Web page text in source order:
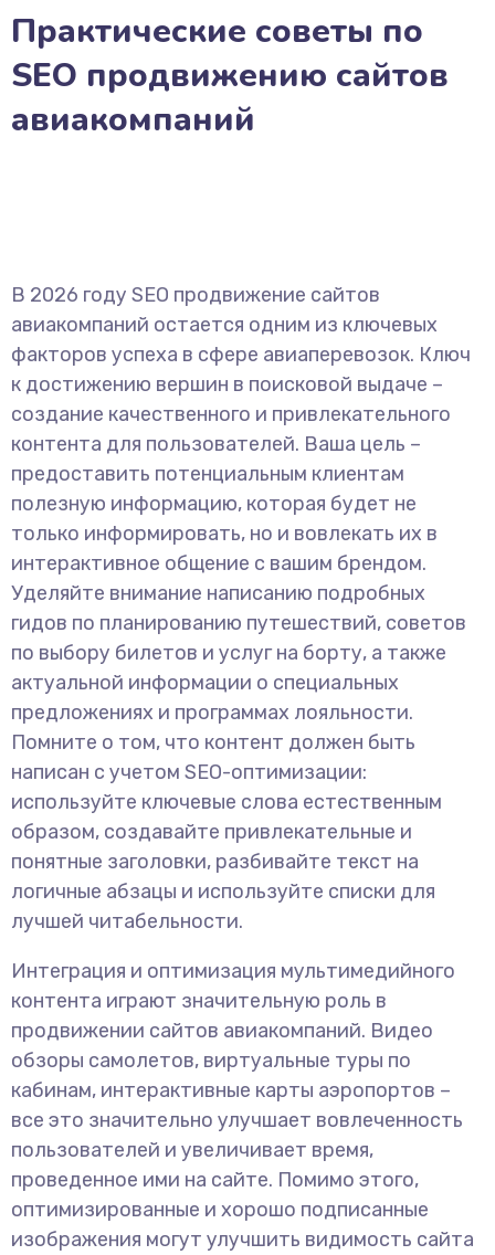
Практические советы по
SEO продвижению сайтов
авиакомпаний
В 2026 году SEO продвижение сайтов
авиакомпаний остается одним из ключевых
факторов успеха в сфере авиаперевозок. Ключ
к достижению вершин в поисковой выдаче –
создание качественного и привлекательного
контента для пользователей. Ваша цель –
предоставить потенциальным клиентам
полезную информацию, которая будет не
только информировать, но и вовлекать их в
интерактивное общение с вашим брендом.
Уделяйте внимание написанию подробных
гидов по планированию путешествий, советов
по выбору билетов и услуг на борту, а также
актуальной информации о специальных
предложениях и программах лояльности.
Помните о том, что контент должен быть
написан с учетом SEO-оптимизации:
используйте ключевые слова естественным
образом, создавайте привлекательные и
понятные заголовки, разбивайте текст на
логичные абзацы и используйте списки для
лучшей читабельности.
Интеграция и оптимизация мультимедийного
контента играют значительную роль в
продвижении сайтов авиакомпаний. Видео
обзоры самолетов, виртуальные туры по
кабинам, интерактивные карты аэропортов –
все это значительно улучшает вовлеченность
пользователей и увеличивает время,
проведенное ими на сайте. Помимо этого,
оптимизированные и хорошо подписанные
изображения могут улучшить видимость сайта